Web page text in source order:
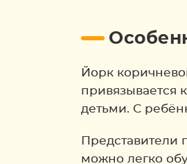
Йорк
привязывается
детьми. С
Представители
можно легко